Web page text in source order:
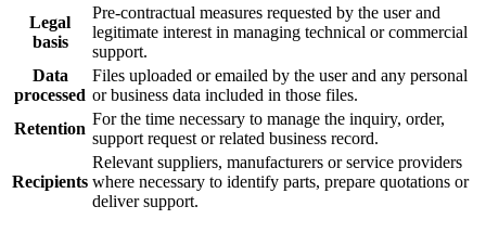
Legal
basis
Pre-contractual measures requested by the user and
legitimate interest in managing technical or commercial
support.
Data
processed
Files uploaded or emailed by the user and any personal
or business data included in those files.
Retention
For the time necessary to manage the inquiry, order,
support request or related business record.
Recipients
Relevant suppliers, manufacturers or service providers
where necessary to identify parts, prepare quotations or
deliver support.